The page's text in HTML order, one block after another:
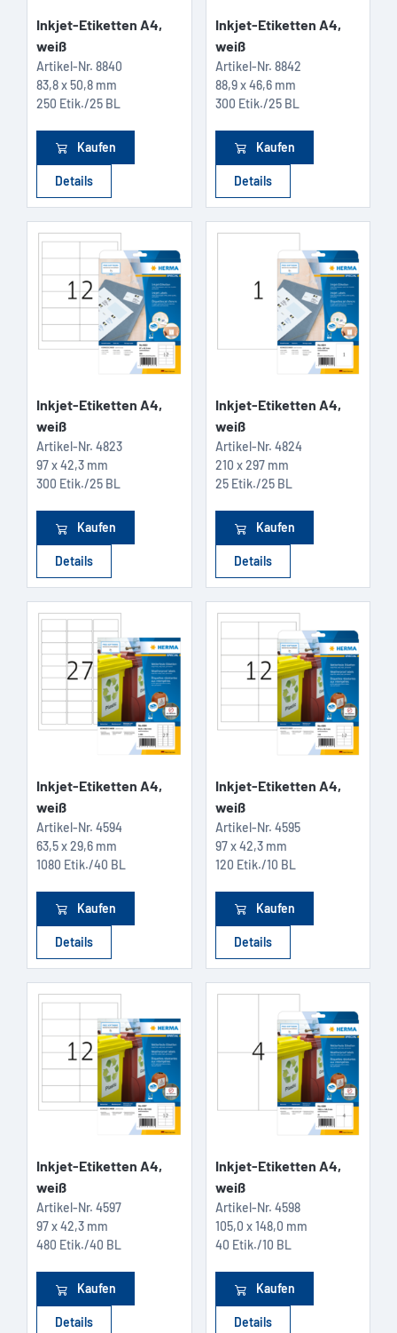
Inkjet-Etiketten A4,
weiß
Artikel-Nr. 8840
83,8 x 50,8 mm
250 Etik./25 BL
Kaufen
Details
Inkjet-Etiketten A4,
weiß
Artikel-Nr. 8842
88,9 x 46,6 mm
300 Etik./25 BL
Kaufen
Details
Inkjet-Etiketten A4,
weiß
Artikel-Nr. 4823
97 x 42,3 mm
300 Etik./25 BL
Kaufen
Details
Inkjet-Etiketten A4,
weiß
Artikel-Nr. 4824
210 x 297 mm
25 Etik./25 BL
Kaufen
Details
Inkjet-Etiketten A4,
weiß
Artikel-Nr. 4594
63,5 x 29,6 mm
1080 Etik./40 BL
Kaufen
Details
Inkjet-Etiketten A4,
weiß
Artikel-Nr. 4595
97 x 42,3 mm
120 Etik./10 BL
Kaufen
Details
Inkjet-Etiketten A4,
weiß
Artikel-Nr. 4597
97 x 42,3 mm
480 Etik./40 BL
Kaufen
Details
Inkjet-Etiketten A4,
weiß
Artikel-Nr. 4598
105,0 x 148,0 mm
40 Etik./10 BL
Kaufen
Details